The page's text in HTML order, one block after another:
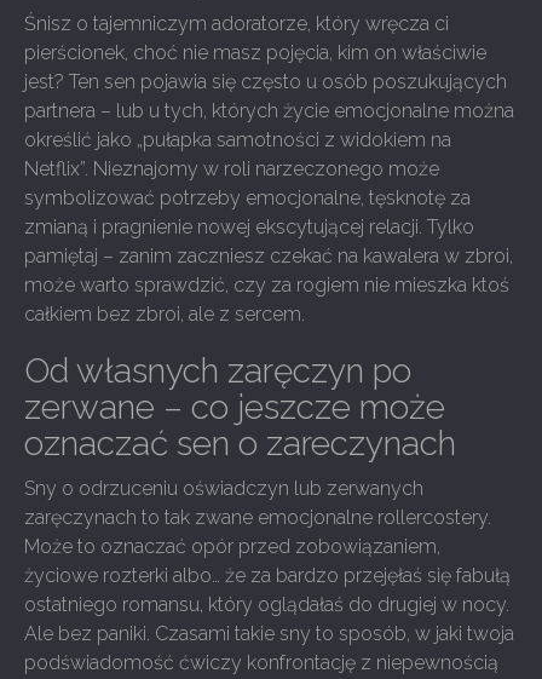
Śnisz o tajemniczym adoratorze, który wręcza ci
pierścionek, choć nie masz pojęcia, kim on właściwie
jest? Ten sen pojawia się często u osób poszukujących
partnera – lub u tych, których życie emocjonalne można
określić jako „pułapka samotności z widokiem na
Netflix”. Nieznajomy w roli narzeczonego może
symbolizować potrzeby emocjonalne, tęsknotę za
zmianą i pragnienie nowej ekscytującej relacji. Tylko
pamiętaj – zanim zaczniesz czekać na kawalera w zbroi,
może warto sprawdzić, czy za rogiem nie mieszka ktoś
całkiem bez zbroi, ale z sercem.
Od własnych zaręczyn po
zerwane – co jeszcze może
oznaczać sen o zareczynach
Sny o odrzuceniu oświadczyn lub zerwanych
zaręczynach to tak zwane emocjonalne rollercostery.
Może to oznaczać opór przed zobowiązaniem,
życiowe rozterki albo… że za bardzo przejęłaś się fabułą
ostatniego romansu, który oglądałaś do drugiej w nocy.
Ale bez paniki. Czasami takie sny to sposób, w jaki twoja
podświadomość ćwiczy konfrontację z niepewnością